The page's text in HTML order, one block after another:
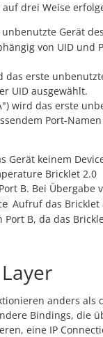
drei Weise
Gerät
von UID und
das erste
UID ausgewählt.
wird das erste
Port-Namen
Gerät keinem
Bricklet 2.0
B. Bei Übergabe
Aufruf das Bricklet
B, da das
anders als
Bindings, die
eine IP